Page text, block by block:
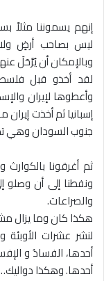
إنهم يسموننا
ليس بصاحب أرضٍ
وبالإمكان أن يُرَّحَلَ
لقد أخذو قبل
وأعطوها لإيران
إسبانيا ثم أخذت إيران
جنوب السودان وهي
ثم أغرقونا بالكوارث
ونفطنا إلى أن وصلو
والصراعات.
هكذا كان وما يزال
لنشر عشرات
أحدها، الفسادُ و
أحدها. وهكذا